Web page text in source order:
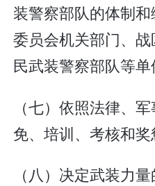
装警察部队的体制
委员会机关部门、
民武装警察部队等单
（七）依照法律、
免、培训、考核和奖
（八）决定武装力